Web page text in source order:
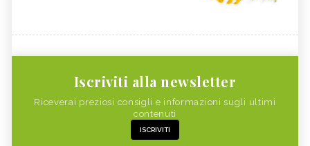
Iscriviti alla newsletter
Riceverai preziosi consigli e informazioni sugli ultimi
contenuti
ISCRIVITI